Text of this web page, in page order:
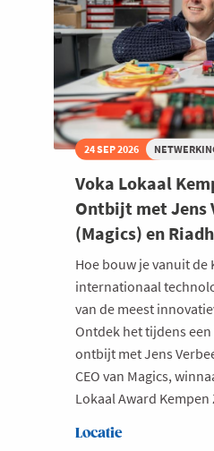
24 SEP 2026
Voka Lokaal
Ontbijt met Jens
(Magics) en
Hoe bouw je vanuit de
internationaal
van de meest
Ontdek het tijdens
ontbijt met Jens
CEO van Magics,
Lokaal Award Kempen
Locatie